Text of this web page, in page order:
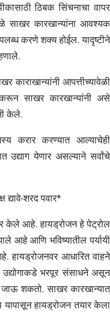
ठिबक सिंचनाचा वापर
साखर कारखान्यांना आवश्यक
करणे शक्य होईल. यादृष्टीने
काराखान्यांनी आपत्तीच्यावेळी
साखर कारखान्यांनी असे
केले.
करार करण्यात आल्याचेही
उद्याग येणार असल्याने सर्वांचे
द्यावे-शरद पवार*
केले आहे. हायड्रोजन हे पेट्रोल
आहे आणि भविष्यातील पर्यायी
हायड्रोजनवर आधारित वाहने
उद्योगाकडे भरपूर संसाधने असून
जाऊ शकतो. साखर कारखान्यात
यापासून हायड्रोजन तयार केला